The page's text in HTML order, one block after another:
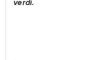
verdi.